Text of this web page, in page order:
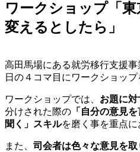
ワークショップ「
変えるとしたら」
高田馬場にある就労移行支援
日の４コマ目にワークショップ
ワークショップでは、 お題に
分けされた際の 「自分の意見
聞く」スキルを磨く事を重点に
また、 司会者は色々な意見を